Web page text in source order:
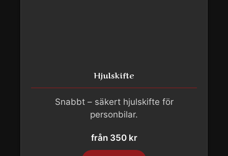
Hjulskifte
Snabbt – säkert hjulskifte för
personbilar.
från 350 kr